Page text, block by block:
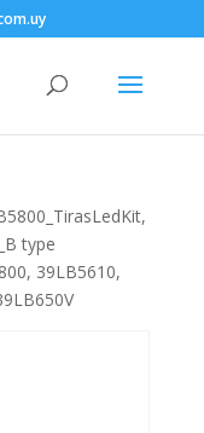
type
39LB5610,